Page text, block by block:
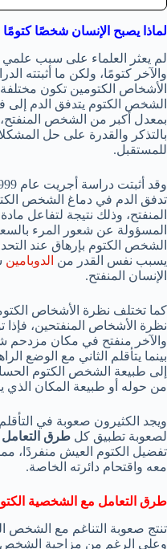
لماذا يصبح الإنسان شخصًا كتومًا
لم يعثر العلماء على سبب
والآخر كتومًا، ولكن ما أثبتته
الأشخاص الكتومين تكون
الشخص الكتوم يتدفق الدم إلى
بمعدل أكبر من الشخص
بالتذكر والقدرة على حل
للمستقبل.
تدفق الدم في دماغ الشخص
المنفتح، وذلك نتيجة لتفاعل
المسؤولة عن شعور المرء
الشخص الكتوم بإرهاق عند
يسبب نفس القدر من الدوبامين
الإنسان المنفتح.
كما تختلف نظرة الأشخاص
نظرة الأشخاص المنفتحين،
والآخر منفتح في مكان مزدحم
بينما يتأقلم الثاني مع الوضع
إلى طبيعة الشخص الكتوم
من حوله أو طبيعة المكان الذي
ويجد الكثيرون صعوبة في
لصعوبة تطبيق كل طرق
تفضيل الكتوم العيش منفردًا،
معه واقتحام دائرته الخاصة.
طرق التعامل مع الشخصية
تنتج صعوبة التناغم مع الشخص
وعلى الرغم من مزاجية الشخص